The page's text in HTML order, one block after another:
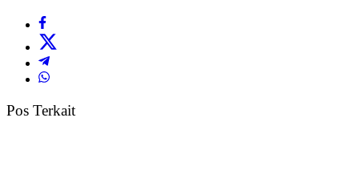
Pos Terkait